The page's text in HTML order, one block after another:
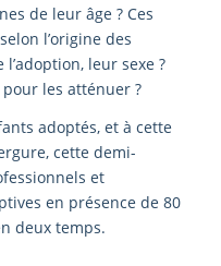
de leur âge ? Ces
l’origine des
leur sexe ?
les atténuer ?
adoptés, et à cette
cette demi-
et
en présence de 80
deux temps.